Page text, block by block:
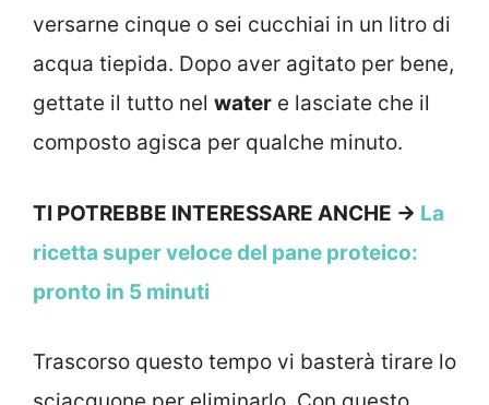
versarne cinque o sei cucchiai in un litro di
acqua tiepida. Dopo aver agitato per bene,
gettate il tutto nel water e lasciate che il
composto agisca per qualche minuto.
TI POTREBBE INTERESSARE ANCHE -> La
ricetta super veloce del pane proteico:
pronto in 5 minuti
Trascorso questo tempo vi basterà tirare lo